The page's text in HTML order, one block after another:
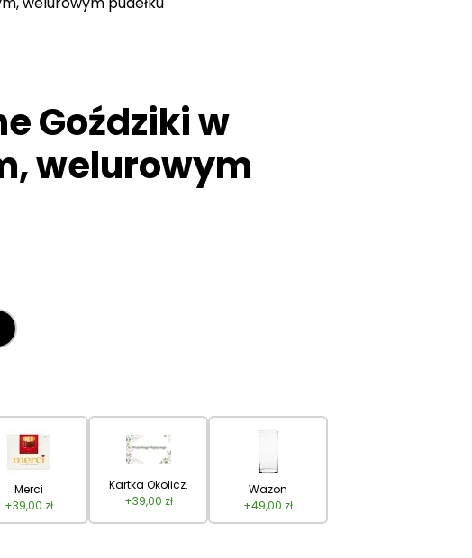
Goździki w
welurowym
Merci
+39,00 zł
Kartka Okolicz.
+39,00 zł
Wazon
+49,00 zł